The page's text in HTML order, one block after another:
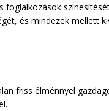
foglalkozások
és mindezek mellett
friss élménnyel